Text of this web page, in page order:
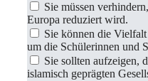
Sie müssen
Europa reduziert wird.
Sie können die
um die Schülerinnen und
Sie sollten aufzeigen,
islamisch geprägten